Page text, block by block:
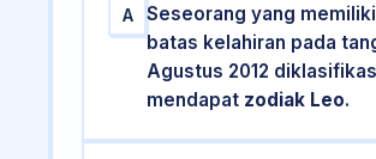
A
Seseorang yang memiliki
batas kelahiran pada
Agustus 2012
mendapat zodiak Leo.